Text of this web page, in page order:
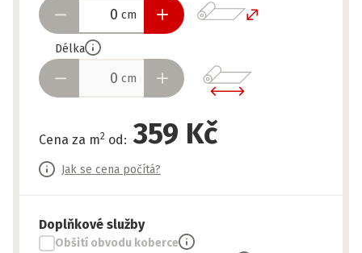
cm
Délka
cm
Cena za m2 od: 359 Kč
Jak se cena počítá?
Doplňkové služby
Obšití obvodu koberce